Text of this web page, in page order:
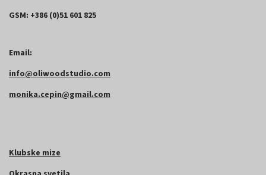
GSM: +386 (0)51 601 825
Email:
info@oliwoodstudio.com
monika.cepin@gmail.com
Klubske mize